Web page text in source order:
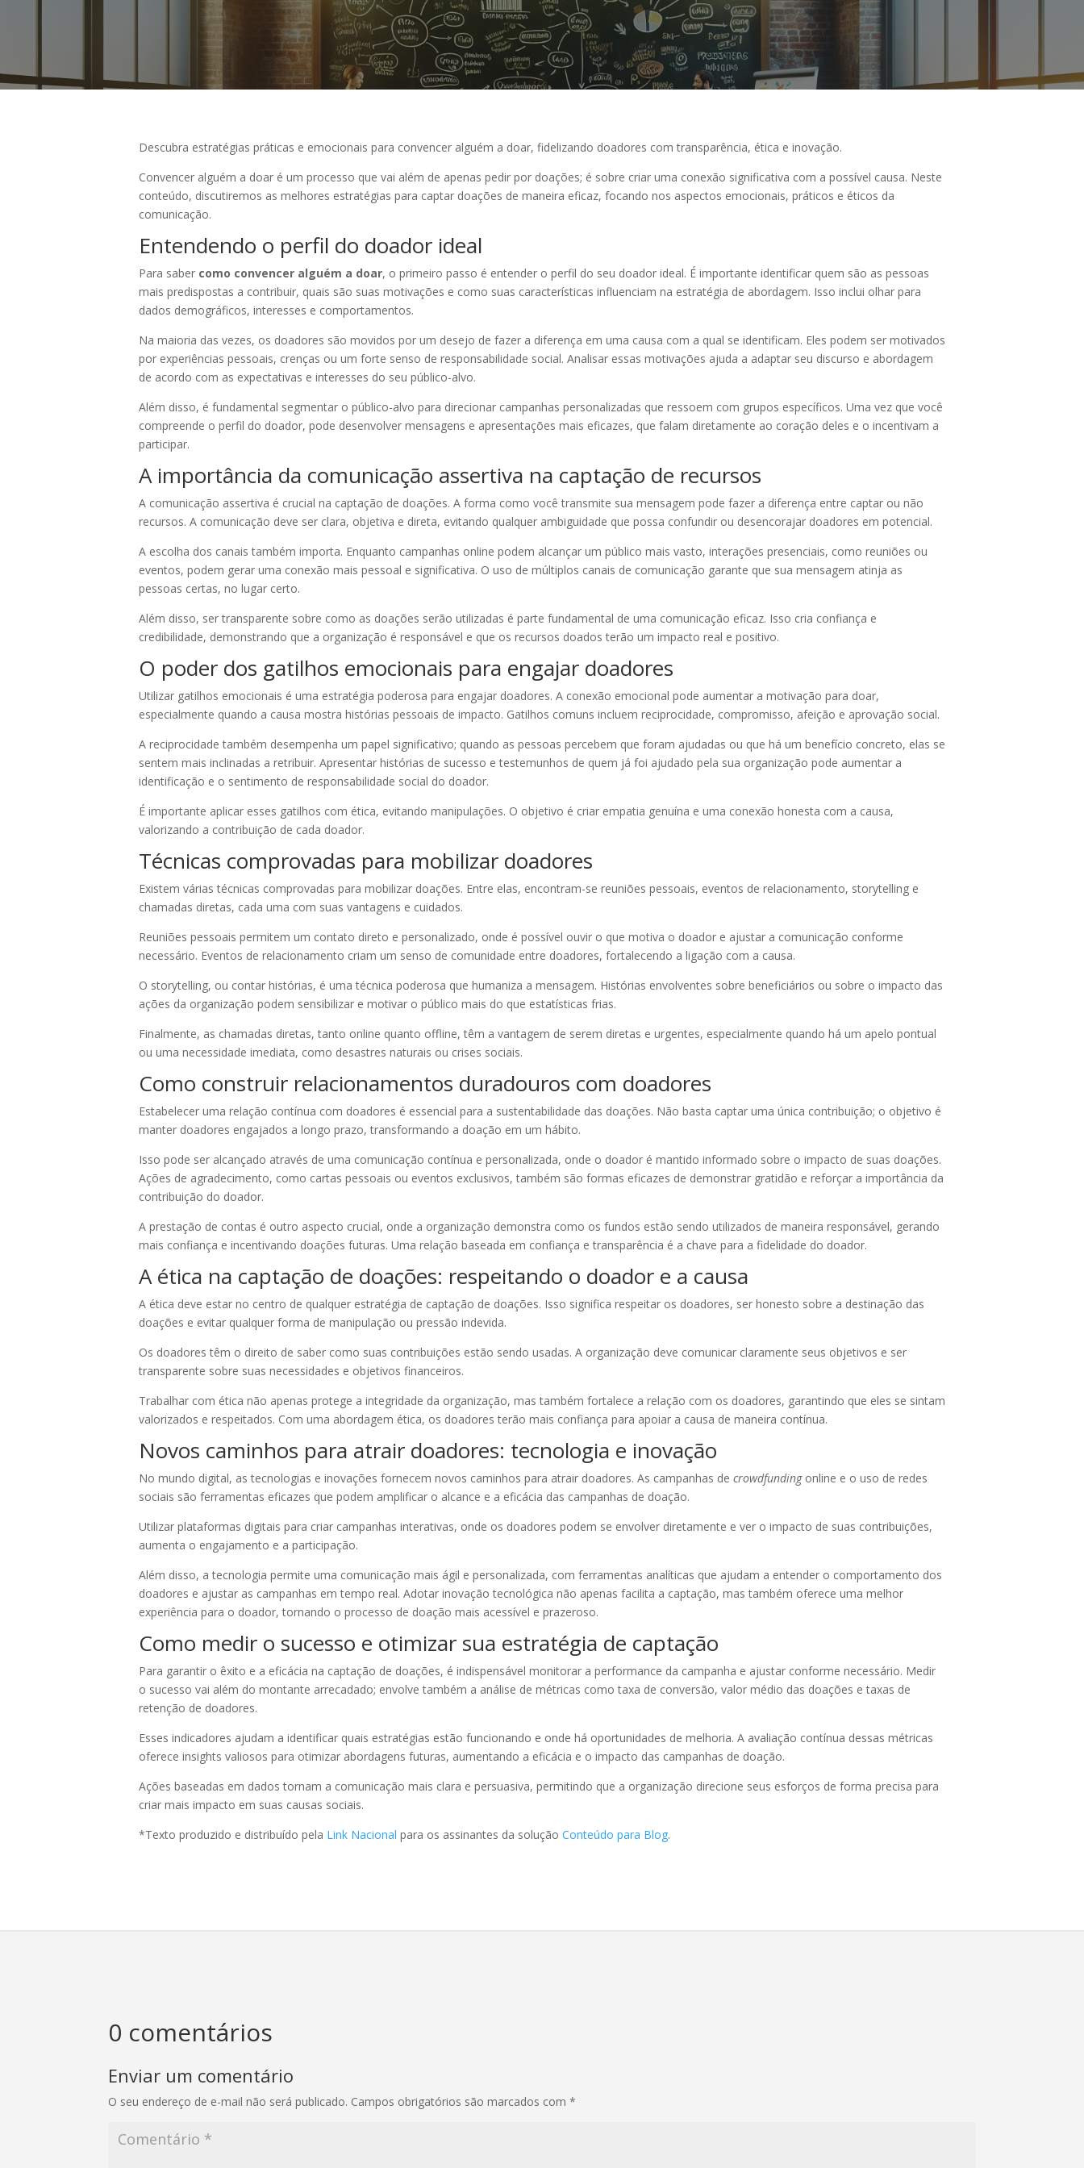
Descubra estratégias práticas e emocionais para convencer alguém a doar, fidelizando doadores com transparência, ética e inovação.
Convencer alguém a doar é um processo que vai além de apenas pedir por doações; é sobre criar uma conexão significativa com a possível causa. Neste
conteúdo, discutiremos as melhores estratégias para captar doações de maneira eficaz, focando nos aspectos emocionais, práticos e éticos da
comunicação.
Entendendo o perfil do doador ideal
Para saber como convencer alguém a doar, o primeiro passo é entender o perfil do seu doador ideal. É importante identificar quem são as pessoas
mais predispostas a contribuir, quais são suas motivações e como suas características influenciam na estratégia de abordagem. Isso inclui olhar para
dados demográficos, interesses e comportamentos.
Na maioria das vezes, os doadores são movidos por um desejo de fazer a diferença em uma causa com a qual se identificam. Eles podem ser motivados
por experiências pessoais, crenças ou um forte senso de responsabilidade social. Analisar essas motivações ajuda a adaptar seu discurso e abordagem
de acordo com as expectativas e interesses do seu público-alvo.
Além disso, é fundamental segmentar o público-alvo para direcionar campanhas personalizadas que ressoem com grupos específicos. Uma vez que você
compreende o perfil do doador, pode desenvolver mensagens e apresentações mais eficazes, que falam diretamente ao coração deles e o incentivam a
participar.
A importância da comunicação assertiva na captação de recursos
A comunicação assertiva é crucial na captação de doações. A forma como você transmite sua mensagem pode fazer a diferença entre captar ou não
recursos. A comunicação deve ser clara, objetiva e direta, evitando qualquer ambiguidade que possa confundir ou desencorajar doadores em potencial.
A escolha dos canais também importa. Enquanto campanhas online podem alcançar um público mais vasto, interações presenciais, como reuniões ou
eventos, podem gerar uma conexão mais pessoal e significativa. O uso de múltiplos canais de comunicação garante que sua mensagem atinja as
pessoas certas, no lugar certo.
Além disso, ser transparente sobre como as doações serão utilizadas é parte fundamental de uma comunicação eficaz. Isso cria confiança e
credibilidade, demonstrando que a organização é responsável e que os recursos doados terão um impacto real e positivo.
O poder dos gatilhos emocionais para engajar doadores
Utilizar gatilhos emocionais é uma estratégia poderosa para engajar doadores. A conexão emocional pode aumentar a motivação para doar,
especialmente quando a causa mostra histórias pessoais de impacto. Gatilhos comuns incluem reciprocidade, compromisso, afeição e aprovação social.
A reciprocidade também desempenha um papel significativo; quando as pessoas percebem que foram ajudadas ou que há um benefício concreto, elas se
sentem mais inclinadas a retribuir. Apresentar histórias de sucesso e testemunhos de quem já foi ajudado pela sua organização pode aumentar a
identificação e o sentimento de responsabilidade social do doador.
É importante aplicar esses gatilhos com ética, evitando manipulações. O objetivo é criar empatia genuína e uma conexão honesta com a causa,
valorizando a contribuição de cada doador.
Técnicas comprovadas para mobilizar doadores
Existem várias técnicas comprovadas para mobilizar doações. Entre elas, encontram-se reuniões pessoais, eventos de relacionamento, storytelling e
chamadas diretas, cada uma com suas vantagens e cuidados.
Reuniões pessoais permitem um contato direto e personalizado, onde é possível ouvir o que motiva o doador e ajustar a comunicação conforme
necessário. Eventos de relacionamento criam um senso de comunidade entre doadores, fortalecendo a ligação com a causa.
O storytelling, ou contar histórias, é uma técnica poderosa que humaniza a mensagem. Histórias envolventes sobre beneficiários ou sobre o impacto das
ações da organização podem sensibilizar e motivar o público mais do que estatísticas frias.
Finalmente, as chamadas diretas, tanto online quanto offline, têm a vantagem de serem diretas e urgentes, especialmente quando há um apelo pontual
ou uma necessidade imediata, como desastres naturais ou crises sociais.
Como construir relacionamentos duradouros com doadores
Estabelecer uma relação contínua com doadores é essencial para a sustentabilidade das doações. Não basta captar uma única contribuição; o objetivo é
manter doadores engajados a longo prazo, transformando a doação em um hábito.
Isso pode ser alcançado através de uma comunicação contínua e personalizada, onde o doador é mantido informado sobre o impacto de suas doações.
Ações de agradecimento, como cartas pessoais ou eventos exclusivos, também são formas eficazes de demonstrar gratidão e reforçar a importância da
contribuição do doador.
A prestação de contas é outro aspecto crucial, onde a organização demonstra como os fundos estão sendo utilizados de maneira responsável, gerando
mais confiança e incentivando doações futuras. Uma relação baseada em confiança e transparência é a chave para a fidelidade do doador.
A ética na captação de doações: respeitando o doador e a causa
A ética deve estar no centro de qualquer estratégia de captação de doações. Isso significa respeitar os doadores, ser honesto sobre a destinação das
doações e evitar qualquer forma de manipulação ou pressão indevida.
Os doadores têm o direito de saber como suas contribuições estão sendo usadas. A organização deve comunicar claramente seus objetivos e ser
transparente sobre suas necessidades e objetivos financeiros.
Trabalhar com ética não apenas protege a integridade da organização, mas também fortalece a relação com os doadores, garantindo que eles se sintam
valorizados e respeitados. Com uma abordagem ética, os doadores terão mais confiança para apoiar a causa de maneira contínua.
Novos caminhos para atrair doadores: tecnologia e inovação
No mundo digital, as tecnologias e inovações fornecem novos caminhos para atrair doadores. As campanhas de crowdfundingonline e o uso de redes
sociais são ferramentas eficazes que podem amplificar o alcance e a eficácia das campanhas de doação.
Utilizar plataformas digitais para criar campanhas interativas, onde os doadores podem se envolver diretamente e ver o impacto de suas contribuições,
aumenta o engajamento e a participação.
Além disso, a tecnologia permite uma comunicação mais ágil e personalizada, com ferramentas analíticas que ajudam a entender o comportamento dos
doadores e ajustar as campanhas em tempo real. Adotar inovação tecnológica não apenas facilita a captação, mas também oferece uma melhor
experiência para o doador, tornando o processo de doação mais acessível e prazeroso.
Como medir o sucesso e otimizar sua estratégia de captação
Para garantir o êxito e a eficácia na captação de doações, é indispensável monitorar a performance da campanha e ajustar conforme necessário. Medir
o sucesso vai além do montante arrecadado; envolve também a análise de métricas como taxa de conversão, valor médio das doações e taxas de
retenção de doadores.
Esses indicadores ajudam a identificar quais estratégias estão funcionando e onde há oportunidades de melhoria. A avaliação contínua dessas métricas
oferece insights valiosos para otimizar abordagens futuras, aumentando a eficácia e o impacto das campanhas de doação.
Ações baseadas em dados tornam a comunicação mais clara e persuasiva, permitindo que a organização direcione seus esforços de forma precisa para
criar mais impacto em suas causas sociais.
*Texto produzido e distribuído pela Link Nacional para os assinantes da solução Conteúdo para Blog.
0 comentários
Enviar um comentário
O seu endereço de e-mail não será publicado. Campos obrigatórios são marcados com*